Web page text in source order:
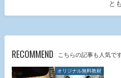
と
RECOMMEND こちらの記事も人気です
オリジナル無料教材